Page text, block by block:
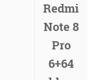
Redmi
Note 8
Pro
6+64